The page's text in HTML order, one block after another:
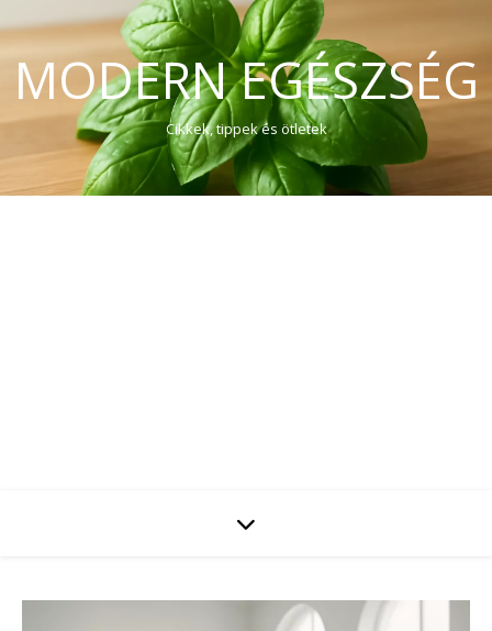
MODERN EGÉSZSÉG
Cikkek, tippek és ötletek